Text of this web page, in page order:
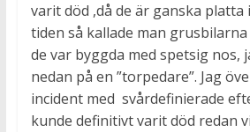
varit död ,då de är ganska platta
tiden så kallade man
de var byggda med spetsig nos,
nedan på en ”torpedare”. Jag
incident med svårdefinierade
kunde definitivt varit död redan